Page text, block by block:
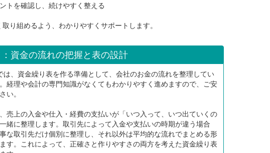
トを確認し、続けやすく整える
り組めるよう、わかりやすくサポートします。
資金の流れの把握と表の設計
は、資金繰り表を作る準備として、会社のお金の流れを整理してい
経理や会計の専門知識がなくてもわかりやすく進めますので、ご安
い。
売上の入金や仕入・経費の支払いが「いつ入って、いつ出ていくの
緒に整理します。取引先によって入金や支払いの時期が違う場合
な取引先だけ個別に整理し、それ以外は平均的な流れでまとめる形
す。これによって、正確さと作りやすさの両方を考えた資金繰り表